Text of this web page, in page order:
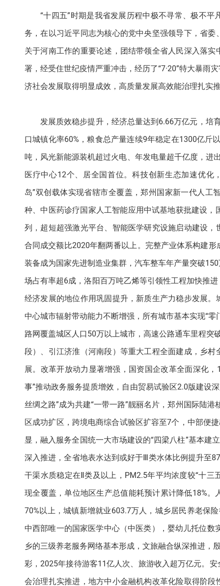
“十四五”时期是我省发展历程中极不寻常、极不
务，在以习近平同志为核心的党中央坚强领导下，省
关于河南工作的重要论述，团结带领全省人民深入落
署，经受住世纪疫情严重冲击，经历了“7·20”特大暴雨
济社会发展取得明显成效，高质量发展高效能治理扎实
发展质效稳步提升，经济总量达到6.66万亿元，培
口城镇化率60%，粮食总产量连续9年稳定在1300亿斤
吨，风光新能源装机超过火电、年发电量超千亿度，进
医疗中心12个、居全国首位。科技创新生态加速优化
岛”双创载体实现省辖市全覆盖，郑州国家新一代人
种、中医药诊疗国家人工智能应用中试基地获批建设
列，超短超强激光平台、智能医学研究设施启动建设
合同成交额比2020年翻两番以上。完整产业体系构建
装备成为国家先进制造业集群，汽车整车年产量突破
场占有率超6成，洛阳百万吨乙烯等引领性工程加快推
经济发展的地位作用巩固提升，新质生产力稳步发展
中心城市辐射带动能力不断增强，所有城市基本实现“
路网覆盖城区人口50万以上城市，高速公路通车里程
段）、引江济淮（河南段）等重大工程全面建成，乡
展。改革开放动力显著增强，国资国企改革全面深化
事”推动政务服务提质增效，自由贸易试验区2.0版建设
丝绸之路”成为共建“一带一路”靓丽名片，郑州国际陆
区成功扩区，跨境电商综合试验区扩容至7个，中部便
显，融入服务全国统一大市场建设的“四梁八柱”基本建
深入推进，全省地表水达到或好于Ⅲ类水体比例提升至
干渠水质稳定在Ⅱ类及以上，PM2.5年平均浓度较“十
现全覆盖，单位地区生产总值能耗预计累计降低18%
70%以上，城镇新增就业603.7万人，城乡居民养老保
中西部唯一的国家医学中心（中医类），婴幼儿托位
乡的三级养老服务网络基本形成，文旅融合纵深推进，
彩，2025年接待游客11亿人次、旅游收入超万亿元。
会治理扎实推进，地方中小金融机构改革化险取得阶